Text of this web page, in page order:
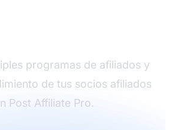
programas de afiliados y
de tus socios afiliados
Post Affiliate Pro.